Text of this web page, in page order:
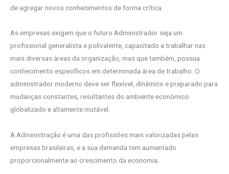
de agregar novos conhecimentos de forma crítica.
As empresas exigem que o futuro Administrador seja um
profissional generalista e polivalente, capacitado a trabalhar nas
mais diversas áreas da organização, mas que também, possua
conhecimento específicos em determinada área de trabalho. O
administrador moderno deve ser flexível, dinâmico e preparado para
mudanças constantes, resultantes do ambiente econômico
globalizado e altamente mutável.
A Administração é uma das profissões mais valorizadas pelas
empresas brasileiras, e a sua demanda tem aumentado
proporcionalmente ao crescimento da economia.